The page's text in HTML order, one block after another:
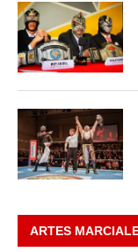
ARTES